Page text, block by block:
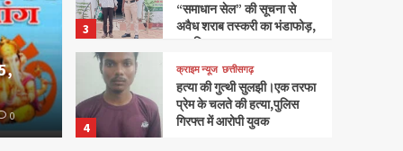
0
3
“समाधान सेल” की सूचना से
अवैध शराब तस्करी का भंडाफोड़,
एक गिरफ्तार
4
क्राइम न्यूज छत्तीसगढ़
हत्या की गुत्थी सुलझी।एक तरफा
प्रेम के चलते की हत्या,पुलिस
गिरफ्त में आरोपी युवक